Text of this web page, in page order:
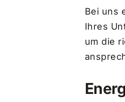
Bei uns
Ihres
um die